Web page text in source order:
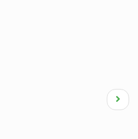
Next
page